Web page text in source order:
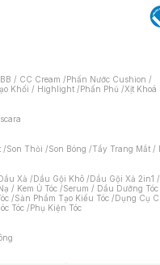
BB / CC Cream /Phấn Nước Cushion /
Khối / Highlight /Phấn Phủ /Xịt Khoá
/Son Thỏi /Son Bóng /Tẩy Trang Mắt /
Xả /Dầu Gội Khô /Dầu Gội Xả 2in1 /
/ Kem Ủ Tóc /Serum / Dầu Dưỡng Tóc
/Sản Phẩm Tạo Kiểu Tóc /Dụng Cụ
Tóc /Phụ Kiện Tóc